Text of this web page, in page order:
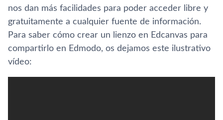
nos dan más facilidades para poder acceder libre y
gratuitamente a cualquier fuente de información.
Para saber cómo crear un lienzo en Edcanvas para
compartirlo en Edmodo, os dejamos este ilustrativo
ví­deo: